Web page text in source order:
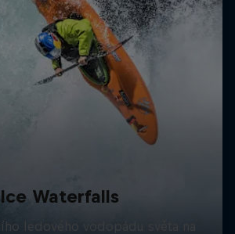
Ice Waterfalls
ledového vodopádu světa na